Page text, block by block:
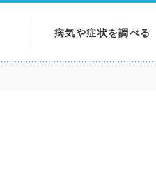
病気や症状を調べる
病気を調べる